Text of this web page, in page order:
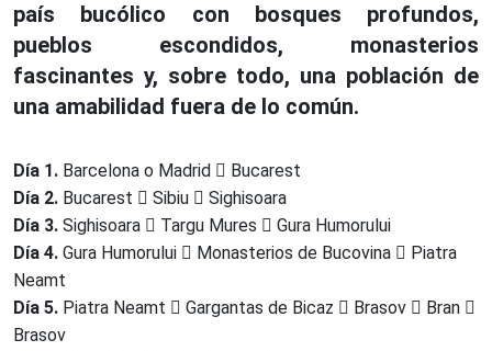
país bucólico con bosques profundos,
pueblos escondidos, monasterios
fascinantes y, sobre todo, una población de
una amabilidad fuera de lo común.
Día 1. Barcelona o Madrid
Bucarest
Día 2. Bucarest Sibiu
Sighisoara
Día 3. Sighisoara Targu Mures
Gura Humorului
Día 4. Gura Humorului Monasterios de Bucovina
Piatra
Neamt
Día 5. Piatra Neamt Gargantas de Bicaz Brasov
Bran
Brasov